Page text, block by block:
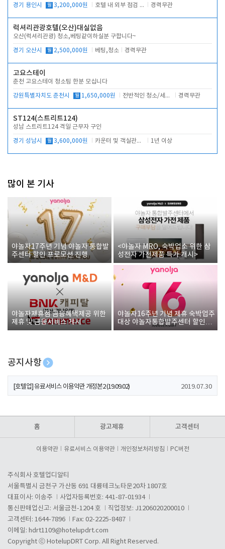
경기 용인시 월 3,200,000원 호텔 내 외부 점검 및 프런트 운영 경력무관
럭셔리관광호텔(오산)대실없음
오산(럭셔리관광) 청소,베팅같이하실분 구합니다~
경기 오산시 월 2,500,000원 베팅,청소 경력무관
고요스테이
춘천 고요스테이 청소팀 한분 모십니다
강원특별자치도 춘천시 월 1,650,000원 전반적인 청소/세탁업무 경력무관
ST124(스트리트124)
성남 스트리트124 격일 근무자 구인
경기 성남시 월 3,600,000원 카운터 및 객실관리 전반 1년 이상
많이 본 기사
야놀자17주년 기념 야놀자 통합발
주센터 할인 프로모션 진행
<야놀자 MRO, 숙박업소 위한 삼
성전자 가전제품 특가 개시>
야놀자제휴점 금융혜택제공 위한
제휴 및 금융서비스 게시
야놀자16주년 기념 제휴 숙박업주
대상 야놀자통합발주센터 할인쿠
폰 증정
공지사항
[호텔업] 개인정보 처리방침 개정본1 (19.09.02)
[호텔업] 유료서비스 이용약관 개정본2 (19.09.02) 2019.07.30
홈 광고제휴 고객센터
이용약관 유료서비스 이용약관 개인정보처리방침 PC버전
주식회사 호텔업디알티
서울특별시 금천구 가산동 691 대륭테크노타운20차 1807호
대표이사: 이송주
사업자등록번호: 441-87-01934
통신판매업신고: 서울금천-1204 호
직업정보: J1206020200010
고객센터: 1644-7896
Fax: 02-2225-8487
이메일: hdrt1109@hotelupdrt.com
Copyright ⓒ HotelupDRT Corp. All Right Reserved.